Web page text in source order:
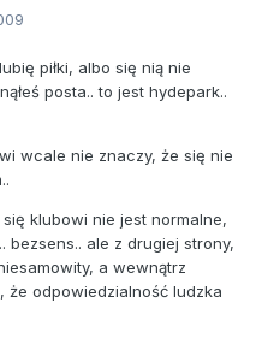
piłki, albo się nią nie
posta.. to jest hydepark..
wcale nie znaczy, że się nie
klubowi nie jest normalne,
bezsens.. ale z drugiej strony,
a wewnątrz
że odpowiedzialność ludzka